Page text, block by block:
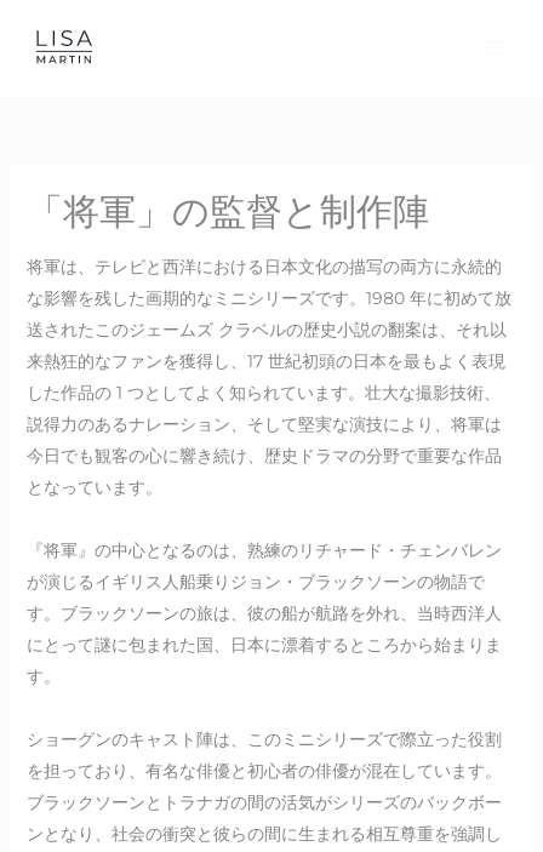
「将軍」の監督と制作陣
将軍は、テレビと西洋における日本文化の描写の両方に永続的
な影響を残した画期的なミニシリーズです。1980 年に初めて放
送されたこのジェームズ クラベルの歴史小説の翻案は、それ以
来熱狂的なファンを獲得し、17 世紀初頭の日本を最もよく表現
した作品の 1 つとしてよく知られています。壮大な撮影技術、
説得力のあるナレーション、そして堅実な演技により、将軍は
今日でも観客の心に響き続け、歴史ドラマの分野で重要な作品
となっています。
『将軍』の中心となるのは、熟練のリチャード・チェンバレン
が演じるイギリス人船乗りジョン・ブラックソーンの物語で
す。ブラックソーンの旅は、彼の船が航路を外れ、当時西洋人
にとって謎に包まれた国、日本に漂着するところから始まりま
す。
ショーグンのキャスト陣は、このミニシリーズで際立った役割
を担っており、有名な俳優と初心者の俳優が混在しています。
ブラックソーンとトラナガの間の活気がシリーズのバックボー
ンとなり、社会の衝突と彼らの間に生まれる相互尊重を強調し